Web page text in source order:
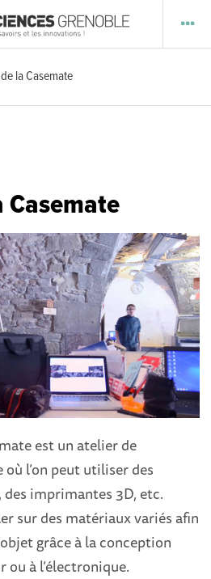
la Casemate
Casemate
est un atelier de
l’on peut utiliser des
imprimantes 3D, etc.
sur des matériaux variés afin
grâce à la conception
à l’électronique.